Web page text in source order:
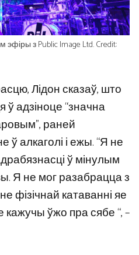
з Public Image Ltd. Credit:
Лідон сказаў, што
адзіноце “значна
раней
алкаголі і ежы. “Я не
ў мінулым
Я не мог разабрацца з
фізічнай катаванні яе
ўжо пра сябе “, –